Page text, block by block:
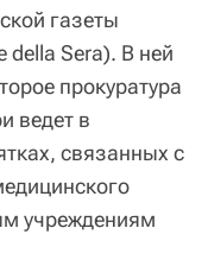
газеты
della Sera). В ней
прокуратура
ведет в
связанных с
учреждениям